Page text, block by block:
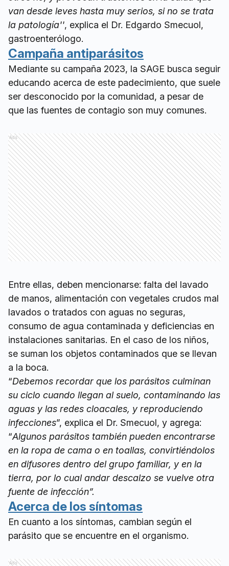
van desde leves hasta muy serios, si no se trata
la patología'', explica el Dr. Edgardo Smecuol,
gastroenterólogo.
Campaña antiparásitos
Mediante su campaña 2023, la SAGE busca seguir
educando acerca de este padecimiento, que suele
ser desconocido por la comunidad, a pesar de
que las fuentes de contagio son muy comunes.
Ads
Entre ellas, deben mencionarse: falta del lavado
de manos, alimentación con vegetales crudos mal
lavados o tratados con aguas no seguras,
consumo de agua contaminada y deficiencias en
instalaciones sanitarias. En el caso de los niños,
se suman los objetos contaminados que se llevan
a la boca.
“Debemos recordar que los parásitos culminan
su ciclo cuando llegan al suelo, contaminando las
aguas y las redes cloacales, y reproduciendo
infecciones”, explica el Dr. Smecuol, y agrega:
“Algunos parásitos también pueden encontrarse
en la ropa de cama o en toallas, convirtiéndolos
en difusores dentro del grupo familiar, y en la
tierra, por lo cual andar descalzo se vuelve otra
fuente de infección”.
Acerca de los síntomas
En cuanto a los síntomas, cambian según el
parásito que se encuentre en el organismo.
Ads